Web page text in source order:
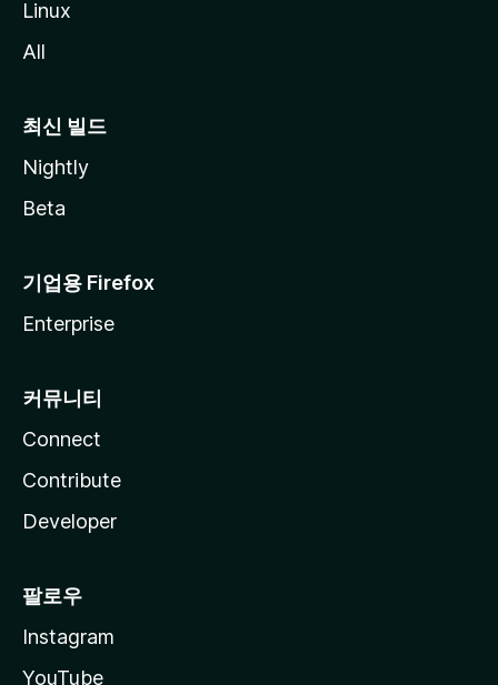
Linux
All
최신 빌드
Nightly
Beta
기업용 Firefox
Enterprise
커뮤니티
Connect
Contribute
Developer
팔로우
Instagram
YouTube